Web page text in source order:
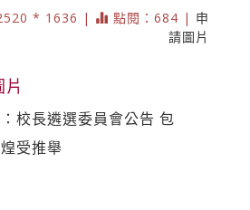
* 1636 | 點閱：684 | 申
請圖片
校長遴選委員會公告 包
受推舉